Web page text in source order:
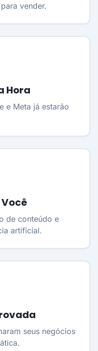
vender.
Hora
e Meta já estarão
de conteúdo e
artificial.
seus negócios